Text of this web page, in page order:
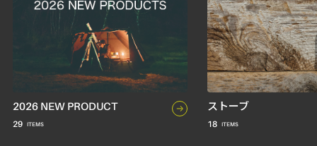
2026 NEW PRODUCT
29
ストーブ
18